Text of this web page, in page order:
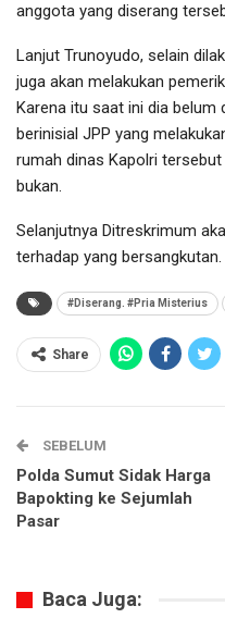
anggota yang diserang
Lanjut Trunoyudo, selain
juga akan melakukan
Karena itu saat ini dia belum
berinisial JPP yang
rumah dinas Kapolri
bukan.
Selanjutnya Ditreskrimum
terhadap yang
#Diserang. #Pria Misterius
Share
SEBELUM
Polda Sumut Sidak Harga
Bapokting ke Sejumlah
Pasar
Baca Juga: